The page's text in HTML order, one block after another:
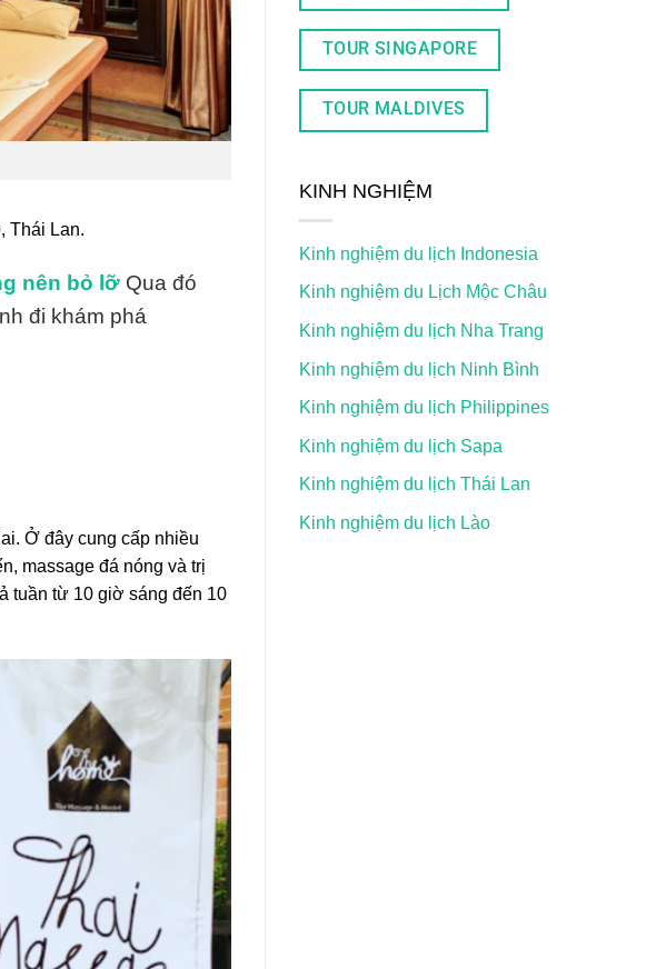
Thái Lan.
nên bỏ lỡ Qua đó
đi khám phá
Ở đây cung cấp nhiều
massage đá nóng và trị
tuần từ 10 giờ sáng đến 10
TOUR SINGAPORE
TOUR MALDIVES
KINH NGHIỆM
Kinh nghiệm du lịch Indonesia
Kinh nghiệm du Lịch Mộc Châu
Kinh nghiệm du lịch Nha Trang
Kinh nghiệm du lịch Ninh Bình
Kinh nghiệm du lịch Philippines
Kinh nghiệm du lịch Sapa
Kinh nghiệm du lịch Thái Lan
Kinh nghiệm du lịch Lào